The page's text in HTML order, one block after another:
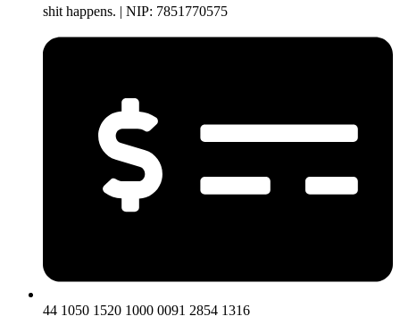
shit happens. | NIP: 7851770575
44 1050 1520 1000 0091 2854 1316